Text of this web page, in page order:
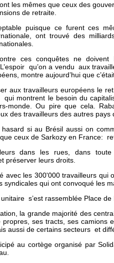
les mêmes que ceux des
de retraite.
puisque ce furent ces
ont trouvé des
ces conquêtes ne
qu’on a vendu aux
montre aujourd’hui que
aux travailleurs européens le
montrent le besoin du
monde. Ou pire que cela.
des travailleurs des autres pays
hasard si au Brésil aussi on
ceux de Sarkozy en France:
dans les rues, dans
préserver leurs droits.
avec les 300'000 travailleurs qui
syndicales qui ont convoqué les
s’est rassemblée Place
la grande majorité des
propres, ses tracts, ses
aussi de certains secteurs et
au cortège organisé par